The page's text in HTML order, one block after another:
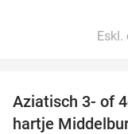
Eskl.
Aziatisch 3- of
hartje